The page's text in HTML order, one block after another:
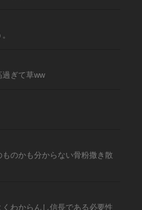
ぎて草ww
のかも分からない骨粉撒き散
わからんし信長である必要性